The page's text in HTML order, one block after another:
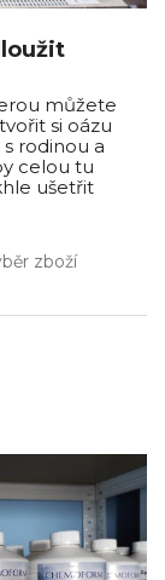
můžete
si oázu
rodinou a
celou tu
ušetřit
zboží